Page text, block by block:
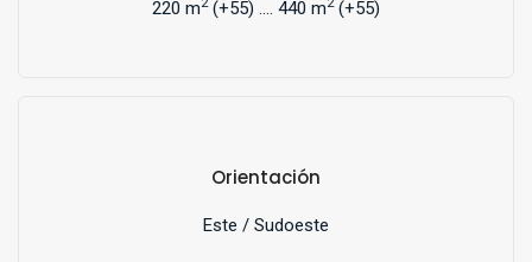
220 m2(+55) .... 440 m2(+55)
Orientación
Este / Sudoeste